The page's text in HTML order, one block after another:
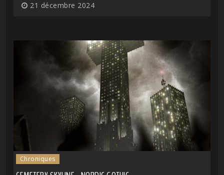
21 décembre 2024
Chroniques